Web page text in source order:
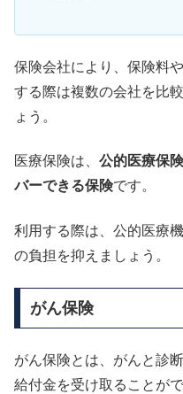
保険会社により、保険料
する際は複数の会社を比
ょう。
医療保険は、 公的医療保
バーできる保険です。
利用する際は、公的医療
の負担を抑えましょう。
がん保険
がん保険とは、がんと診
給付金を受け取ることが